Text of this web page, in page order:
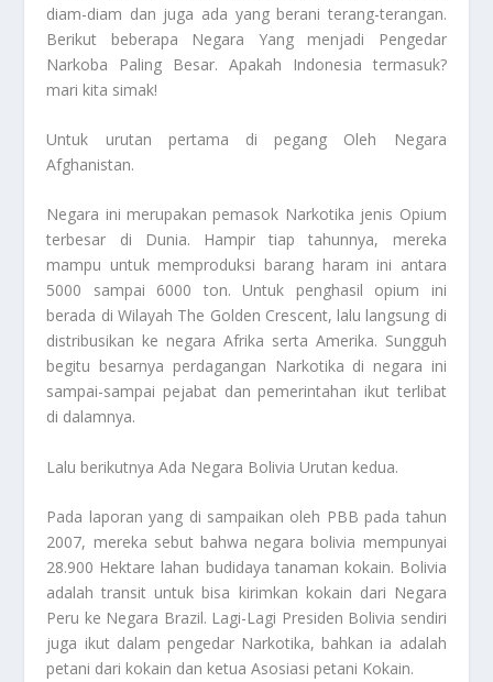
diam-diam dan juga ada yang berani terang-terangan.
Berikut beberapa Negara Yang menjadi Pengedar
Narkoba Paling Besar. Apakah Indonesia termasuk?
mari kita simak!
Untuk urutan pertama di pegang Oleh Negara
Afghanistan.
Negara ini merupakan pemasok Narkotika jenis Opium
terbesar di Dunia. Hampir tiap tahunnya, mereka
mampu untuk memproduksi barang haram ini antara
5000 sampai 6000 ton. Untuk penghasil opium ini
berada di Wilayah The Golden Crescent, lalu langsung di
distribusikan ke negara Afrika serta Amerika. Sungguh
begitu besarnya perdagangan Narkotika di negara ini
sampai-sampai pejabat dan pemerintahan ikut terlibat
di dalamnya.
Lalu berikutnya Ada Negara Bolivia Urutan kedua.
Pada laporan yang di sampaikan oleh PBB pada tahun
2007, mereka sebut bahwa negara bolivia mempunyai
28.900 Hektare lahan budidaya tanaman kokain. Bolivia
adalah transit untuk bisa kirimkan kokain dari Negara
Peru ke Negara Brazil. Lagi-Lagi Presiden Bolivia sendiri
juga ikut dalam pengedar Narkotika, bahkan ia adalah
petani dari kokain dan ketua Asosiasi petani Kokain.